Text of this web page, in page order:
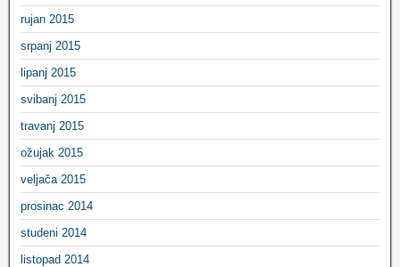
rujan 2015
srpanj 2015
lipanj 2015
svibanj 2015
travanj 2015
ožujak 2015
veljača 2015
prosinac 2014
studeni 2014
listopad 2014